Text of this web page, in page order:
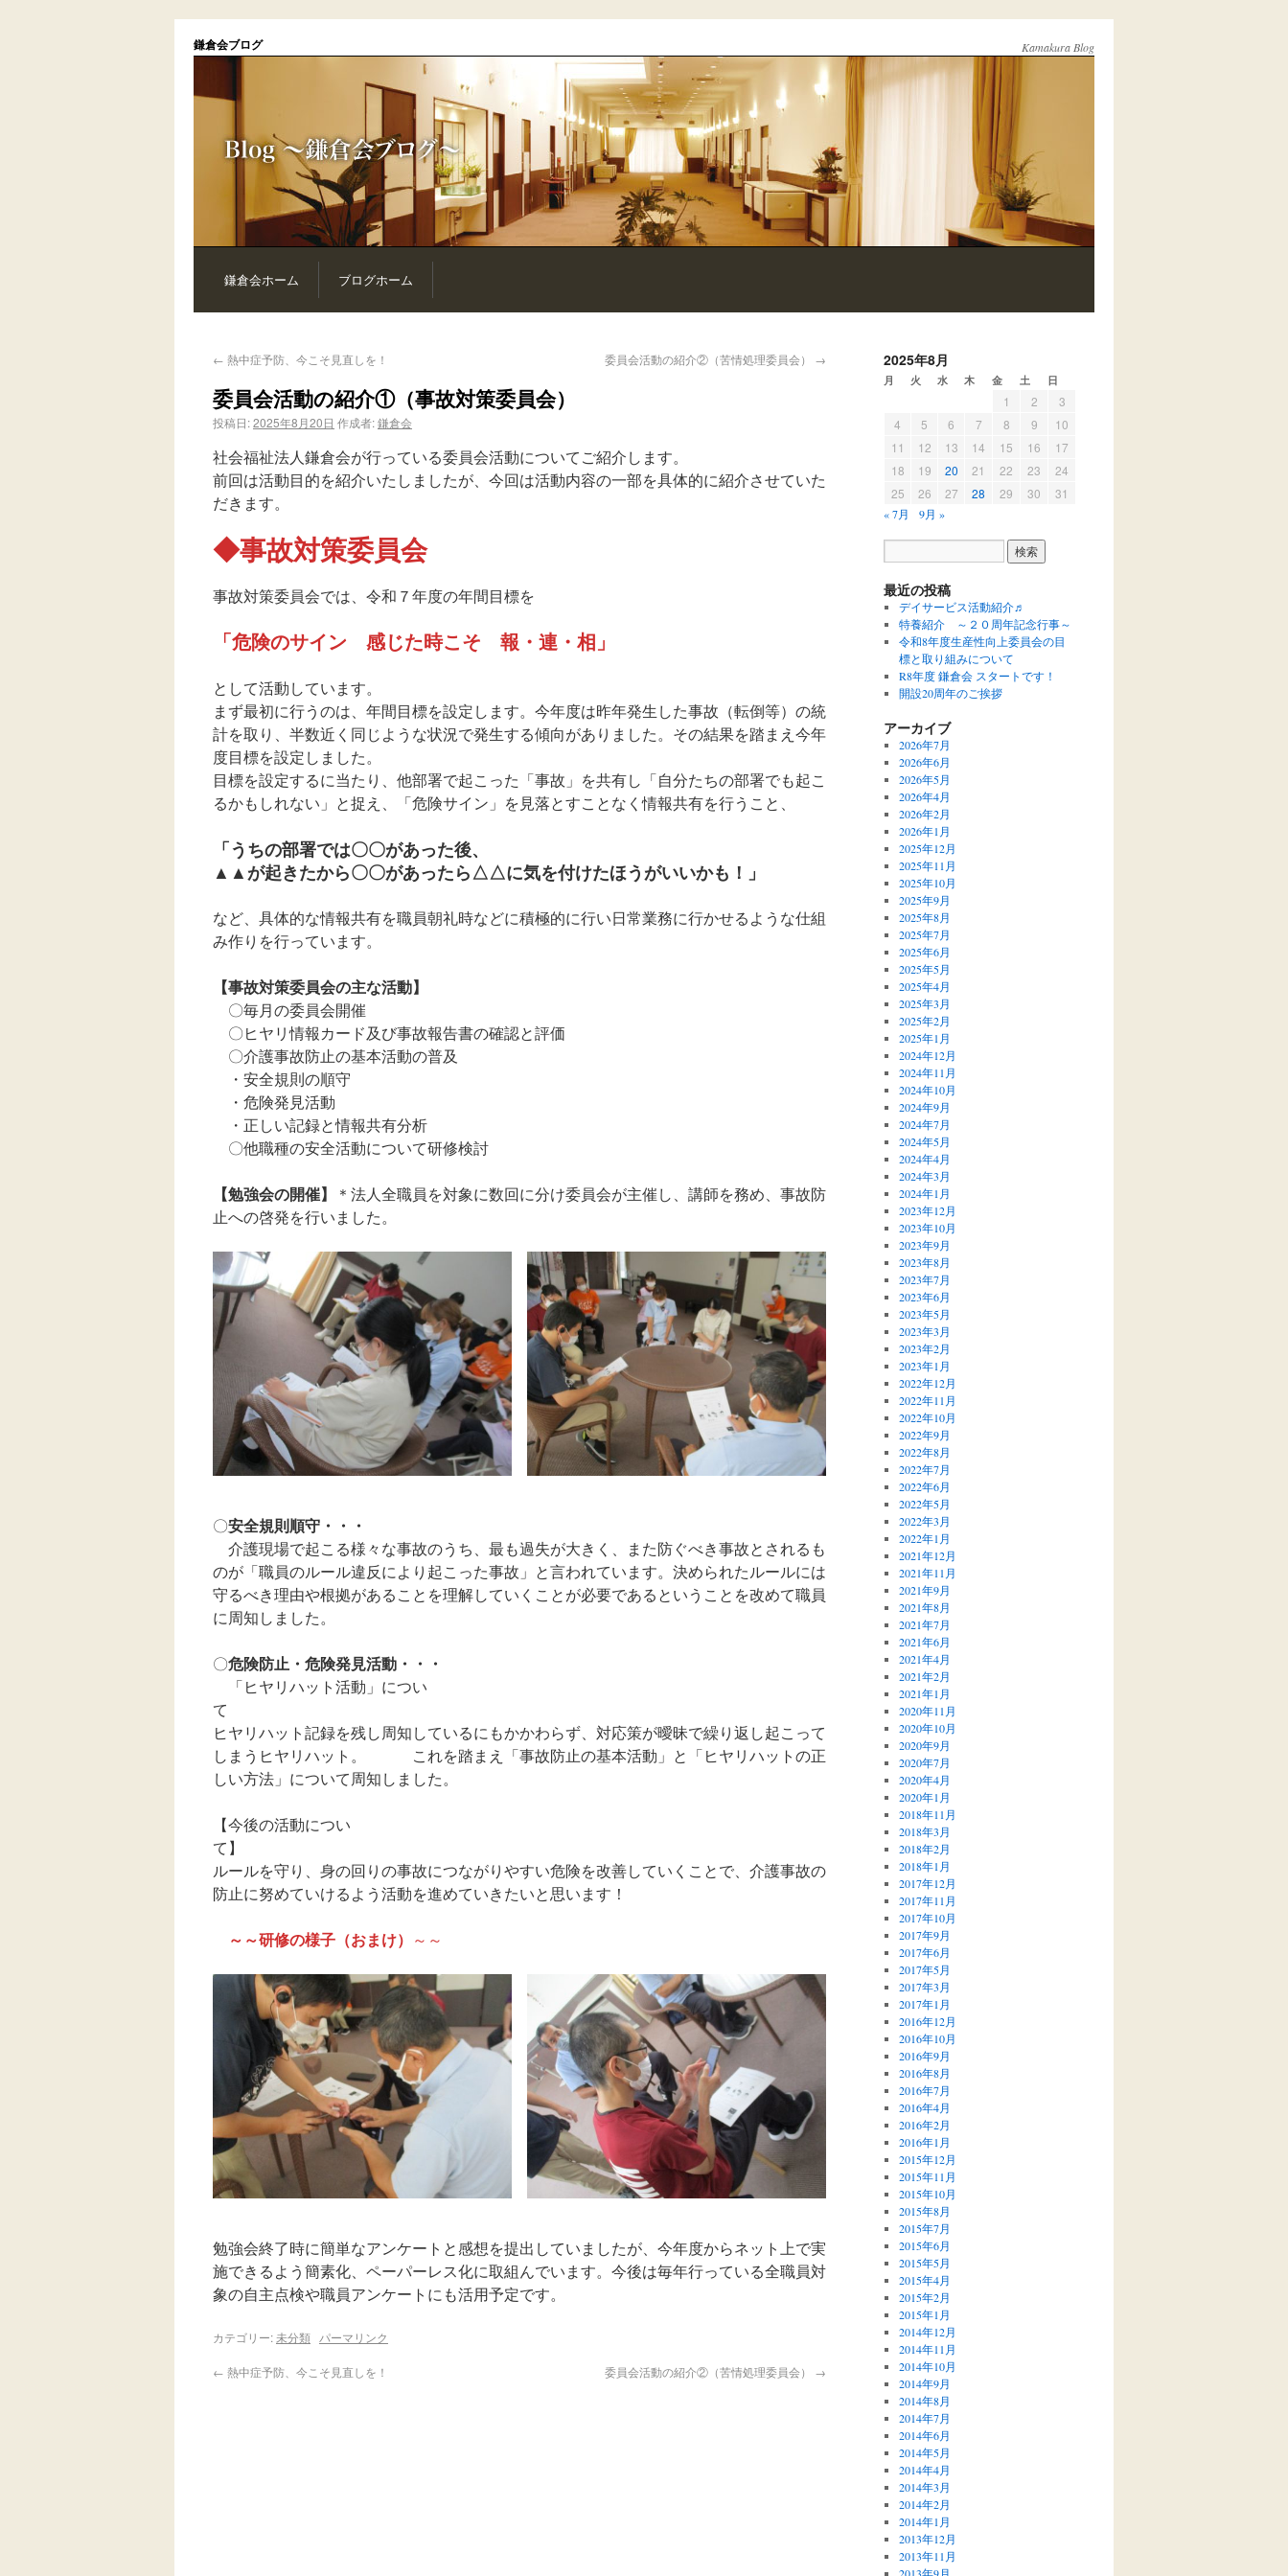
鎌倉会ブログ Kamakura Blog
鎌倉会ホーム ブログホーム
← 熱中症予防、今こそ見直しを！ 委員会活動の紹介②（苦情処理委員会） →
委員会活動の紹介①（事故対策委員会）
投稿日:2025年8月20日 作成者:鎌倉会
社会福祉法人鎌倉会が行っている委員会活動についてご紹介します。
前回は活動目的を紹介いたしましたが、今回は活動内容の一部を具体的に紹介させていた
だきます。
◆事故対策委員会
事故対策委員会では、令和７年度の年間目標を
「危険のサイン 感じた時こそ 報・連・相」
として活動しています。
まず最初に行うのは、年間目標を設定します。今年度は昨年発生した事故（転倒等）の統
計を取り、半数近く同じような状況で発生する傾向がありました。その結果を踏まえ今年
度目標を設定しました。
目標を設定するに当たり、他部署で起こった「事故」を共有し「自分たちの部署でも起こ
るかもしれない」と捉え、「危険サイン」を見落とすことなく情報共有を行うこと、
「うちの部署では〇〇があった後、
▲▲が起きたから〇〇があったら△△に気を付けたほうがいいかも！」
など、具体的な情報共有を職員朝礼時などに積極的に行い日常業務に行かせるような仕組
み作りを行っています。
【事故対策委員会の主な活動】
〇毎月の委員会開催
〇ヒヤリ情報カード及び事故報告書の確認と評価
〇介護事故防止の基本活動の普及
・安全規則の順守
・危険発見活動
・正しい記録と情報共有分析
〇他職種の安全活動について研修検討
【勉強会の開催】
＊法人全職員を対象に数回に分け委員会が主催し、講師を務め、事故防
止への啓発を行いました。
〇安全規則順守・・・
介護現場で起こる様々な事故のうち、最も過失が大きく、また防ぐべき事故とされるも
のが「職員のルール違反により起こった事故」と言われています。決められたルールには
守るべき理由や根拠があることを理解していくことが必要であるということを改めて職員
に周知しました。
〇危険防止・危険発見活動・・・
「ヒヤリハット活動」につい
て
ヒヤリハット記録を残し周知しているにもかかわらず、対応策が曖昧で繰り返し起こって
しまうヒヤリハット。 これを踏まえ「事故防止の基本活動」と「ヒヤリハットの正
しい方法」について周知しました。
【今後の活動につい
て】
ルールを守り、身の回りの事故につながりやすい危険を改善していくことで、介護事故の
防止に努めていけるよう活動を進めていきたいと思います！
～～研修の様子（おまけ） ～～
勉強会終了時に簡単なアンケートと感想を提出していましたが、今年度からネット上で実
施できるよう簡素化、ペーパーレス化に取組んでいます。今後は毎年行っている全職員対
象の自主点検や職員アンケートにも活用予定です。
カテゴリー:未分類 パーマリンク
← 熱中症予防、今こそ見直しを！ 委員会活動の紹介②（苦情処理委員会） →
2025年8月
月 火 水 木 金 土 日
1 2
3
4
5 6 7 8 9
10
11
12 13 14 15 16
17
18
19 20 21 22 23
24
25
26 27 28 29 30 31
« 7月 9月 »
最近の投稿
デイサービス活動紹介♬
特養紹介 ～２０周年記念行事～
令和8年度生産性向上委員会の目
標と取り組みについて
R8年度 鎌倉会 スタートです！
開設20周年のご挨拶
アーカイブ
2026年7月
2026年6月
2026年5月
2026年4月
2026年2月
2026年1月
2025年12月
2025年11月
2025年10月
2025年9月
2025年8月
2025年7月
2025年6月
2025年5月
2025年4月
2025年3月
2025年2月
2025年1月
2024年12月
2024年11月
2024年10月
2024年9月
2024年7月
2024年5月
2024年4月
2024年3月
2024年1月
2023年12月
2023年10月
2023年9月
2023年8月
2023年7月
2023年6月
2023年5月
2023年3月
2023年2月
2023年1月
2022年12月
2022年11月
2022年10月
2022年9月
2022年8月
2022年7月
2022年6月
2022年5月
2022年3月
2022年1月
2021年12月
2021年11月
2021年9月
2021年8月
2021年7月
2021年6月
2021年4月
2021年2月
2021年1月
2020年11月
2020年10月
2020年9月
2020年7月
2020年4月
2020年1月
2018年11月
2018年3月
2018年2月
2018年1月
2017年12月
2017年11月
2017年10月
2017年9月
2017年6月
2017年5月
2017年3月
2017年1月
2016年12月
2016年10月
2016年9月
2016年8月
2016年7月
2016年4月
2016年2月
2016年1月
2015年12月
2015年11月
2015年10月
2015年8月
2015年7月
2015年6月
2015年5月
2015年4月
2015年2月
2015年1月
2014年12月
2014年11月
2014年10月
2014年9月
2014年8月
2014年7月
2014年6月
2014年5月
2014年4月
2014年3月
2014年2月
2014年1月
2013年12月
2013年11月